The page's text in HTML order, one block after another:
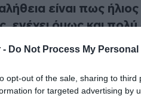
- Do Not Process My
opt-out of the sale, sharing to
for targeted advertising by
είναι πως ήλιος
ενέχει όμως και πολύ
αφορά το δέρμα μας.
ακτίνες του